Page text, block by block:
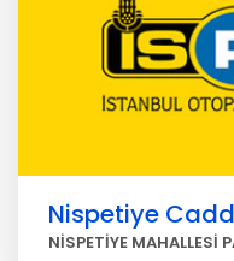
Nispetiye
NİSPETİYE MAHALLESİ